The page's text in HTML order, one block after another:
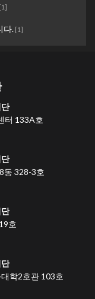
[1]
다. [1]
터 133A호
동 328-3호
호
학2호관 103호